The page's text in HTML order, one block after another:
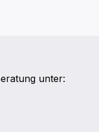
unter: